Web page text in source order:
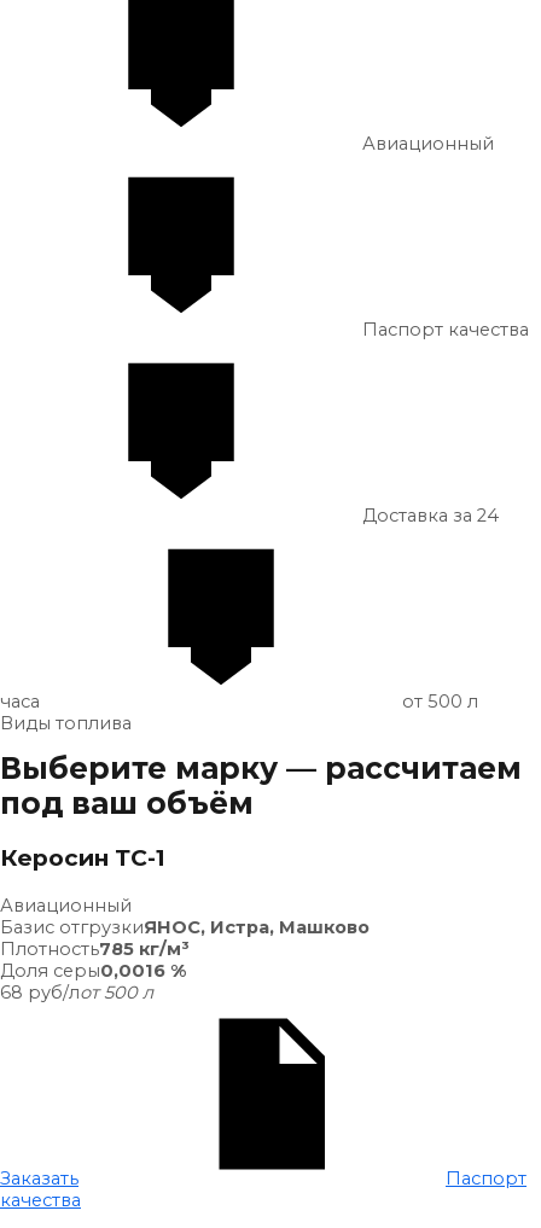
Авиационный
Паспорт качества
Доставка за 24
часа
от 500 л
Виды топлива
Выберите марку — рассчитаем
под ваш объём
Керосин ТС-1
Авиационный
Базис отгрузкиЯНОС, Истра, Машково
Плотность785 кг/м³
Доля серы0,0016 %
68 руб/лот 500 л
Заказать
Паспорт
качества